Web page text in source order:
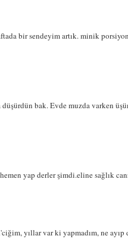
bir sendeyim artık. minik
bak. Evde muzda varken
yap derler şimdi.eline sağlık
yıllar var ki yapmadım, ne